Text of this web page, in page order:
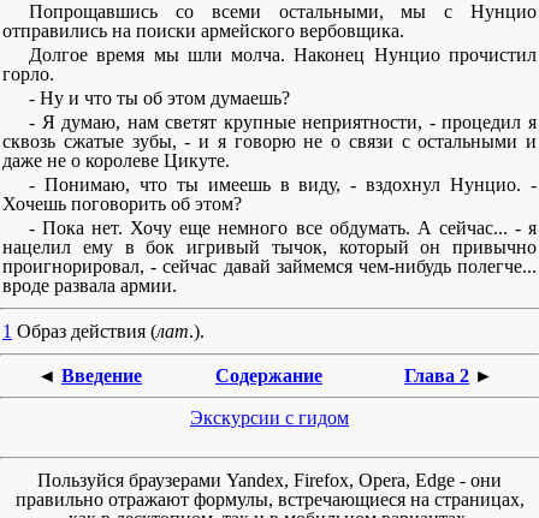
Попрощавшись со всеми остальными, мы с Нунцио
отправились на поиски армейского вербовщика.
Долгое время мы шли молча. Наконец Нунцио прочистил
горло.
- Ну и что ты об этом думаешь?
- Я думаю, нам светят крупные неприятности, - процедил я
сквозь сжатые зубы, - и я говорю не о связи с остальными и
даже не о королеве Цикуте.
- Понимаю, что ты имеешь в виду, - вздохнул Нунцио. -
Хочешь поговорить об этом?
- Пока нет. Хочу еще немного все обдумать. А сейчас... - я
нацелил ему в бок игривый тычок, который он привычно
проигнорировал, - сейчас давай займемся чем-нибудь полегче...
вроде развала армии.
1 Образ действия (лат.).
◄ Введение Содержание Глава 2 ►
Экскурсии с гидом
Пользуйся браузерами Yandex, Firefox, Opera, Edge - они
правильно отражают формулы, встречающиеся на страницах,